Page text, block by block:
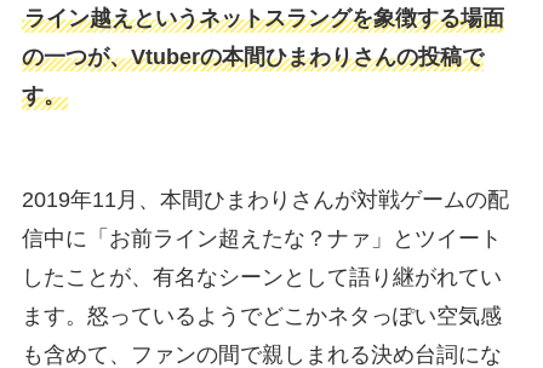
ライン越えというネットスラングを象徴する場面
の一つが、Vtuberの本間ひまわりさんの投稿で
す。
2019年11月、本間ひまわりさんが対戦ゲームの配
信中に「お前ライン超えたな？ナァ」とツイート
したことが、有名なシーンとして語り継がれてい
ます。怒っているようでどこかネタっぽい空気感
も含めて、ファンの間で親しまれる決め台詞にな